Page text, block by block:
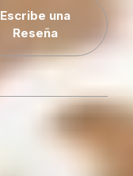
Escribe una
Reseña